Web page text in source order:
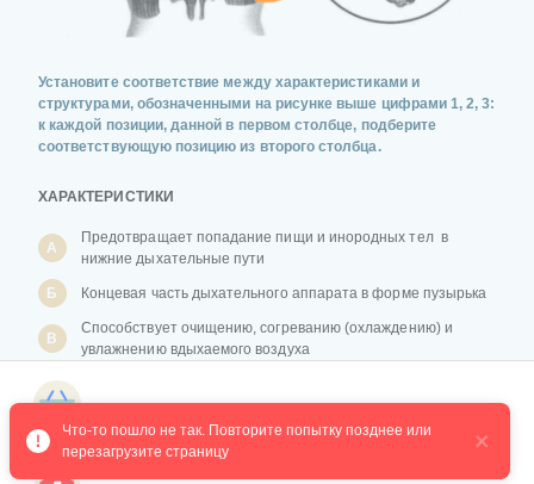
Установите соответствие между характеристиками и
структурами, обозначенными на рисунке выше цифрами 1, 2, 3:
к каждой позиции, данной в первом столбце, подберите
соответствующую позицию из второго столбца.
ХАРАКТЕРИСТИКИ
А
Предотвращает попадание пищи и инородных тел в
нижние дыхательные пути
Б Концевая часть дыхательного аппарата в форме пузырька
В
Способствует очищению, согреванию (охлаждению) и
увлажнению вдыхаемого воздуха
Г
хрящей
Д Обеспечивает газообмен с внешней средой
Что-то пошло не так. Повторите попытку позднее или
перезагрузите страницу